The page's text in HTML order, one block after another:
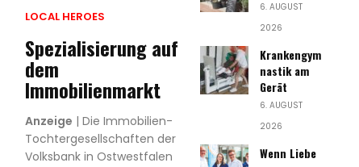
LOCAL HEROES
Spezialisierung auf
dem
Immobilienmarkt
Anzeige | Die Immobilien-
Tochtergesellschaften der
Volksbank in Ostwestfalen
6. AUGUST
2026
Krankengym
nastik am
Gerät
6. AUGUST
2026
Wenn Liebe